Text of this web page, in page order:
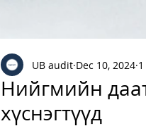
Нийгмийн
хүснэгтүүд
UB audit Dec 10, 2024